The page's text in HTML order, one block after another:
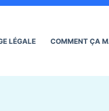
LÉGALE COMMENT ÇA